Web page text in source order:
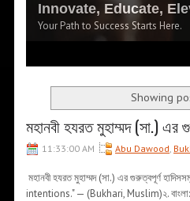
Innovate, Educate,
Your Path to Success Starts Here.
Showing
মহানবী হযরত মুহাম্মদ (সা.) এর
11:33:00 AM Abu Dawood
মহানবী হযরত মুহাম্মদ (সা.) এর গুরুত্বপূর্ণ
intentions." — (Bukhari, Muslim)২.